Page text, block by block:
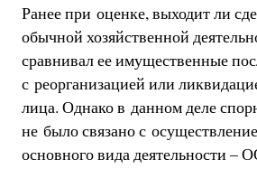
Ранее при оценке, выходит ли
обычной хозяйственной
сравнивал ее имущественные
с реорганизацией или
лица. Однако в данном деле
не было связано с
основного вида деятельности –